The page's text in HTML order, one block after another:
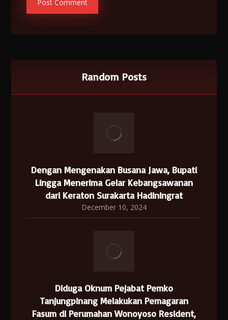
Random Posts
Dengan Mengenakan Busana Jawa, Bupati
Lingga Menerima Gelar Kebangsawanan
dari Keraton Surakarta Hadiningrat
December 10, 2024
Diduga Oknum Pejabat Pemko
Tanjungpinang Melakukan Pemagaran
Fasum di Perumahan Wonoyoso Resident,